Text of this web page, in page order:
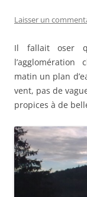
Laisser un
Il fallait oser
matin un plan
vent, pas de
propices à de